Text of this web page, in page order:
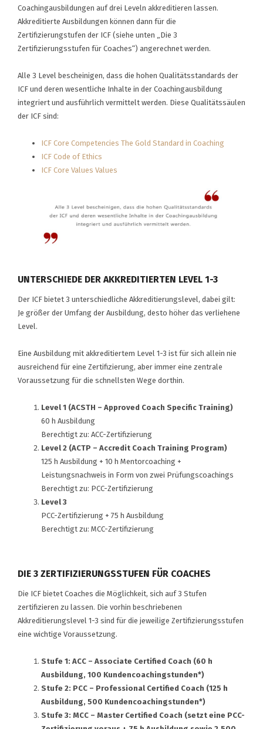
Coachingausbildungen auf drei Leveln akkreditieren lassen.
Akkreditierte Ausbildungen können dann für die
Zertifizierungstufen der ICF (siehe unten „Die 3
Zertifizierungsstufen für Coaches“) angerechnet werden.
Alle 3 Level bescheinigen, dass die hohen Qualitätsstandards der
ICF und deren wesentliche Inhalte in der Coachingausbildung
integriert und ausführlich vermittelt werden. Diese Qualitätssäulen
der ICF sind:
ICF Core Competencies The Gold Standard in Coaching
ICF Code of Ethics
ICF Core Values Values
UNTERSCHIEDE DER AKKREDITIERTEN LEVEL 1-3
Der ICF bietet 3 unterschiedliche Akkreditierungslevel, dabei gilt:
Je größer der Umfang der Ausbildung, desto höher das verliehene
Level.
Eine Ausbildung mit akkreditiertem Level 1-3 ist für sich allein nie
ausreichend für eine Zertifizierung, aber immer eine zentrale
Voraussetzung für die schnellsten Wege dorthin.
Level 1 (ACSTH – Approved Coach Specific Training)
60 h Ausbildung
Berechtigt zu: ACC-Zertifizierung
Level 2 (ACTP – Accredit Coach Training Program)
125 h Ausbildung + 10 h Mentorcoaching +
Leistungsnachweis in Form von zwei Prüfungscoachings
Berechtigt zu: PCC-Zertifizierung
Level 3
PCC-Zertifizierung + 75 h Ausbildung
Berechtigt zu: MCC-Zertifizierung
DIE 3 ZERTIFIZIERUNGSSTUFEN FÜR COACHES
Die ICF bietet Coaches die Möglichkeit, sich auf 3 Stufen
zertifizieren zu lassen. Die vorhin beschriebenen
Akkreditierungslevel 1-3 sind für die jeweilige Zertifizierungsstufen
eine wichtige Voraussetzung.
Stufe 1: ACC – Associate Certified Coach (60 h
Ausbildung, 100 Kundencoachingstunden*)
Stufe 2: PCC – Professional Certified Coach (125 h
Ausbildung, 500 Kundencoachingstunden*)
Stufe 3: MCC – Master Certified Coach (setzt eine PCC-